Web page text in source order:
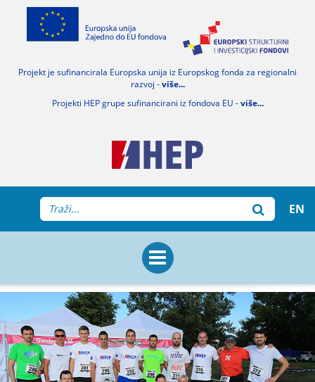
Projekt je sufinancirala Europska unija iz Europskog fonda za regionalni
razvoj -više...
Projekti HEP grupe sufinancirani iz fondova EU -više...
EN